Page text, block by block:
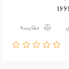
مقایسه